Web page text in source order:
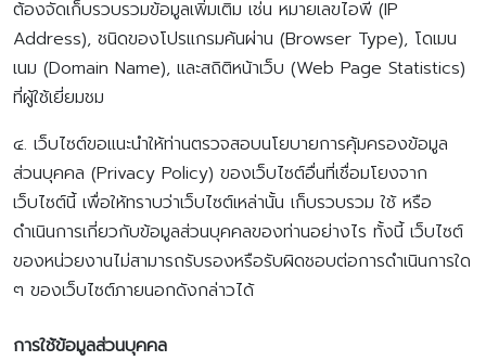
ต้องจัดเก็บรวบรวมข้อมูลเพิ่มเติม เช่น หมายเลขไอพี (IP
Address), ชนิดของโปรแกรมค้นผ่าน (Browser Type), โดเมน
เนม (Domain Name), และสถิติหน้าเว็บ (Web Page Statistics)
ที่ผู้ใช้เยี่ยมชม
๔. เว็บไซต์ขอแนะนำให้ท่านตรวจสอบนโยบายการคุ้มครองข้อมูล
ส่วนบุคคล (Privacy Policy) ของเว็บไซต์อื่นที่เชื่อมโยงจาก
เว็บไซต์นี้ เพื่อให้ทราบว่าเว็บไซต์เหล่านั้น เก็บรวบรวม ใช้ หรือ
ดำเนินการเกี่ยวกับข้อมูลส่วนบุคคลของท่านอย่างไร ทั้งนี้ เว็บไซต์
ของหน่วยงานไม่สามารถรับรองหรือรับผิดชอบต่อการดำเนินการใด
ๆ ของเว็บไซต์ภายนอกดังกล่าวได้
การใช้ข้อมูลส่วนบุคคล